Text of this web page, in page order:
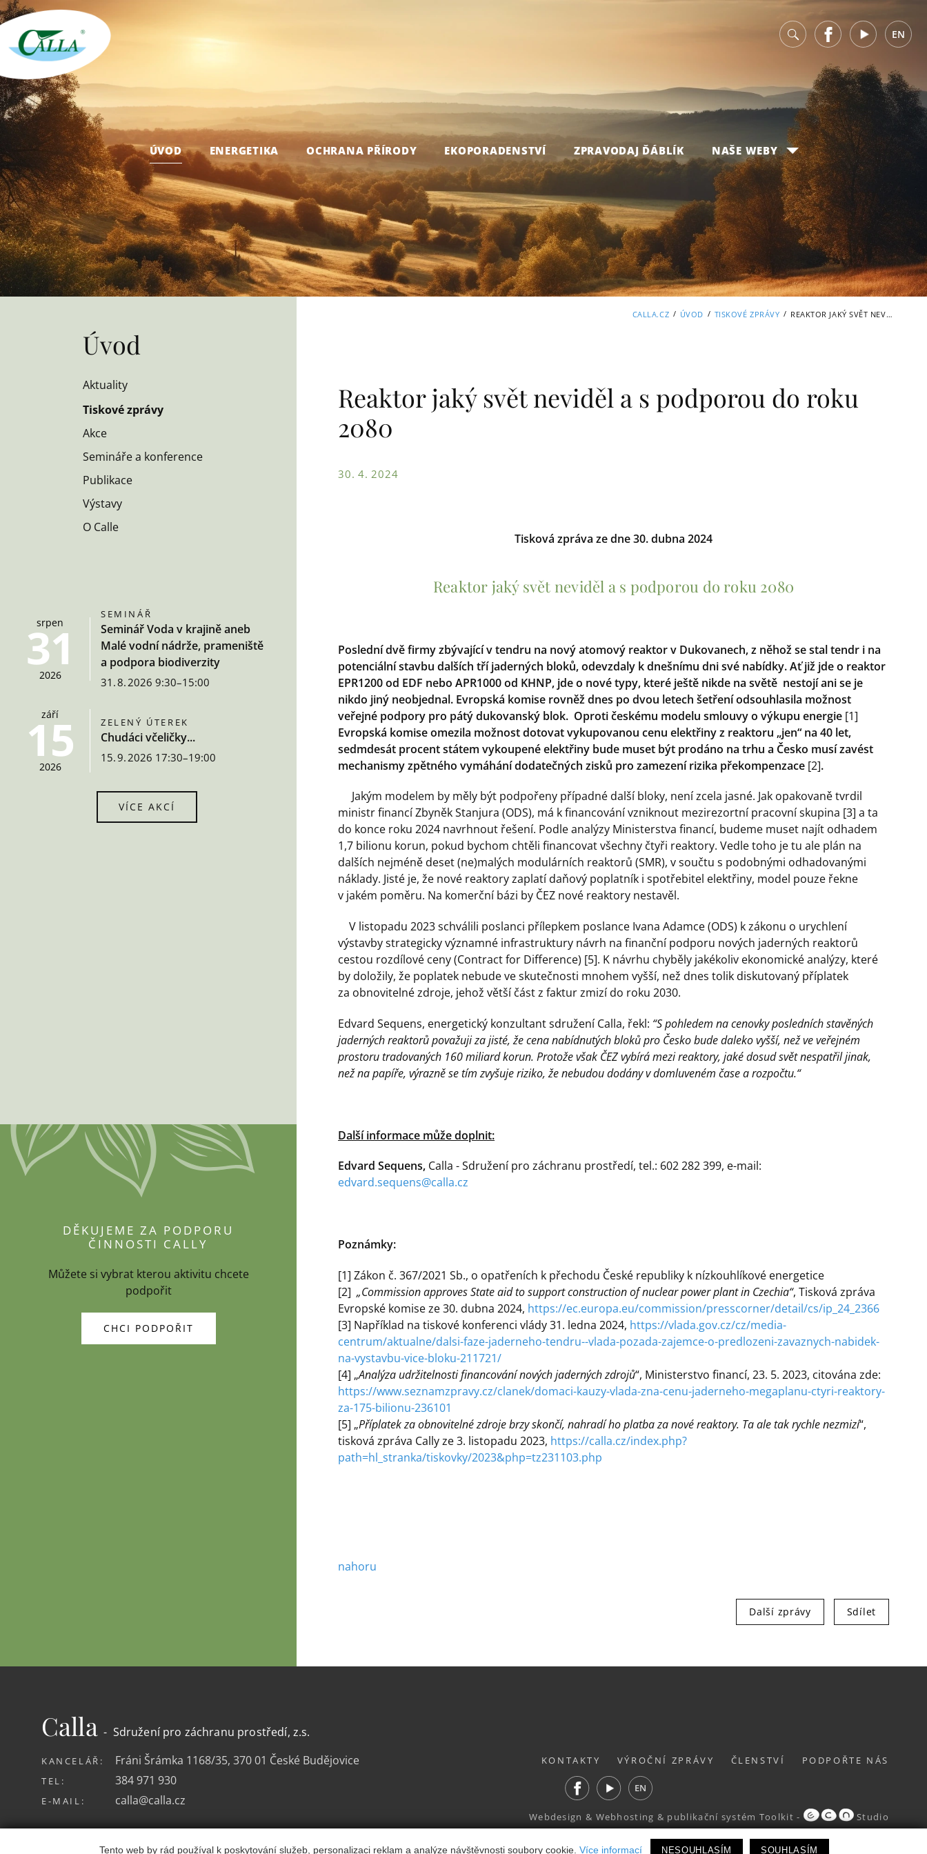
Tento web by rád používal k poskytování služeb, personalizaci reklam a analýze návštěvnosti soubory cookie. Více informací NESOUHLASÍM SOUHLASÍM
v FacebookYoutube EN
ÚVOD ENERGETIKA OCHRANA PŘÍRODY EKOPORADENSTVÍ ZPRAVODAJ ĎÁBLÍK NAŠE WEBY
CALLA.CZ / ÚVOD / TISKOVÉ ZPRÁVY / REAKTOR JAKÝ SVĚT NEVIDĚL A S PODPOROU DO ROKU 2080
Úvod
Aktuality
Tiskové zprávy
Akce
Semináře a konference
Publikace
Výstavy
O Calle
srpen
31
2026
SEMINÁŘ
Seminář Voda v krajině aneb
Malé vodní nádrže, prameniště
a podpora biodiverzity
31. 8. 2026 9:30–15:00
září
15
2026
ZELENÝ ÚTEREK
Chudáci včeličky...
15. 9. 2026 17:30–19:00
VÍCE AKCÍ
Reaktor jaký svět neviděl a s podporou do roku
2080
30. 4. 2024
Tisková zpráva ze dne 30. dubna 2024
Reaktor jaký svět neviděl a s podporou do roku 2080
Poslední dvě firmy zbývající v tendru na nový atomový reaktor v Dukovanech, z něhož se stal tendr i na
potenciální stavbu dalších tří jaderných bloků, odevzdaly k dnešnímu dni své nabídky. Ať již jde o reaktor
EPR1200 od EDF nebo APR1000 od KHNP, jde o nové typy, které ještě nikde na světě nestojí ani se je
nikdo jiný neobjednal. Evropská komise rovněž dnes po dvou letech šetření odsouhlasila možnost
veřejné podpory pro pátý dukovanský blok. Oproti českému modelu smlouvy o výkupu energie [1]
Evropská komise omezila možnost dotovat vykupovanou cenu elektřiny z reaktoru „jen“ na 40 let,
sedmdesát procent státem vykoupené elektřiny bude muset být prodáno na trhu a Česko musí zavést
mechanismy zpětného vymáhání dodatečných zisků pro zamezení rizika překompenzace [2].
Jakým modelem by měly být podpořeny případné další bloky, není zcela jasné. Jak opakovaně tvrdil
ministr financí Zbyněk Stanjura (ODS), má k financování vzniknout mezirezortní pracovní skupina [3] a ta
do konce roku 2024 navrhnout řešení. Podle analýzy Ministerstva financí, budeme muset najít odhadem
1,7 bilionu korun, pokud bychom chtěli financovat všechny čtyři reaktory. Vedle toho je tu ale plán na
dalších nejméně deset (ne)malých modulárních reaktorů (SMR), v součtu s podobnými odhadovanými
náklady. Jisté je, že nové reaktory zaplatí daňový poplatník i spotřebitel elektřiny, model pouze řekne
v jakém poměru. Na komerční bázi by ČEZ nové reaktory nestavěl.
V listopadu 2023 schválili poslanci přílepkem poslance Ivana Adamce (ODS) k zákonu o urychlení
výstavby strategicky významné infrastruktury návrh na finanční podporu nových jaderných reaktorů
cestou rozdílové ceny (Contract for Difference) [5]. K návrhu chyběly jakékoliv ekonomické analýzy, které
by doložily, že poplatek nebude ve skutečnosti mnohem vyšší, než dnes tolik diskutovaný příplatek
za obnovitelné zdroje, jehož větší část z faktur zmizí do roku 2030.
Edvard Sequens, energetický konzultant sdružení Calla, řekl: “S pohledem na cenovky posledních stavěných
jaderných reaktorů považuji za jisté, že cena nabídnutých bloků pro Česko bude daleko vyšší, než ve veřejném
prostoru tradovaných 160 miliard korun. Protože však ČEZ vybírá mezi reaktory, jaké dosud svět nespatřil jinak,
než na papíře, výrazně se tím zvyšuje riziko, že nebudou dodány v domluveném čase a rozpočtu.“
Další informace může doplnit:
Edvard Sequens, Calla - Sdružení pro záchranu prostředí, tel.: 602 282 399, e-mail:
edvard.sequens@calla.cz
Poznámky:
[1] Zákon č. 367/2021 Sb., o opatřeních k přechodu České republiky k nízkouhlíkové energetice
[2]„Commission approves State aid to support construction of nuclear power plant in Czechia“, Tisková zpráva
Evropské komise ze 30. dubna 2024, https://ec.europa.eu/commission/presscorner/detail/cs/ip_24_2366
[3] Například na tiskové konferenci vlády 31. ledna 2024, https://vlada.gov.cz/cz/media-
centrum/aktualne/dalsi-faze-jaderneho-tendru--vlada-pozada-zajemce-o-predlozeni-zavaznych-nabidek-
na-vystavbu-vice-bloku-211721/
[4] „Analýza udržitelnosti financování nových jaderných zdrojů“, Ministerstvo financí, 23. 5. 2023, citována zde:
https://www.seznamzpravy.cz/clanek/domaci-kauzy-vlada-zna-cenu-jaderneho-megaplanu-ctyri-reaktory-
za-175-bilionu-236101
[5] „Příplatek za obnovitelné zdroje brzy skončí, nahradí ho platba za nové reaktory. Ta ale tak rychle nezmizí“,
tisková zpráva Cally ze 3. listopadu 2023, https://calla.cz/index.php?
path=hl_stranka/tiskovky/2023&php=tz231103.php
nahoru
Další zprávy Sdílet
DĚKUJEME ZA PODPORU
ČINNOSTI CALLY
Můžete si vybrat kterou aktivitu chcete
podpořit
CHCI PODPOŘIT
Calla- Sdružení pro záchranu prostředí, z.s.
KANCELÁŘ: Fráni Šrámka 1168/35, 370 01 České Budějovice
TEL: 384 971 930
E-MAIL: calla@calla.cz
KONTAKTY VÝROČNÍ ZPRÁVY ČLENSTVÍ PODPOŘTE NÁS
FacebookYoutube EN
Webdesign & Webhosting & publikační systém Toolkit - Studio